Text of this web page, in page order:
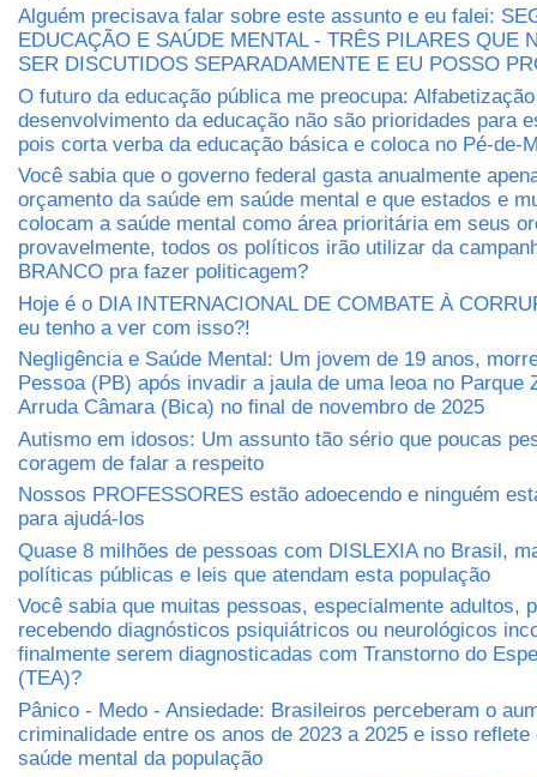
Alguém precisava falar sobre este assunto e eu falei:
EDUCAÇÃO E SAÚDE MENTAL - TRÊS PILARES QUE
SER DISCUTIDOS SEPARADAMENTE E EU POSSO
O futuro da educação pública me preocupa:
desenvolvimento da educação não são prioridades para
pois corta verba da educação básica e coloca no Pé-de-
Você sabia que o governo federal gasta anualmente
orçamento da saúde em saúde mental e que estados e
colocam a saúde mental como área prioritária em seus
provavelmente, todos os políticos irão utilizar da
BRANCO pra fazer politicagem?
Hoje é o DIA INTERNACIONAL DE COMBATE À
eu tenho a ver com isso?!
Negligência e Saúde Mental: Um jovem de 19 anos,
Pessoa (PB) após invadir a jaula de uma leoa no Parque
Arruda Câmara (Bica) no final de novembro de 2025
Autismo em idosos: Um assunto tão sério que poucas
coragem de falar a respeito
Nossos PROFESSORES estão adoecendo e ninguém
para ajudá-los
Quase 8 milhões de pessoas com DISLEXIA no Brasil,
políticas públicas e leis que atendam esta população
Você sabia que muitas pessoas, especialmente adultos,
recebendo diagnósticos psiquiátricos ou neurológicos
finalmente serem diagnosticadas com Transtorno do
(TEA)?
Pânico - Medo - Ansiedade: Brasileiros perceberam o
criminalidade entre os anos de 2023 a 2025 e isso reflete
saúde mental da população